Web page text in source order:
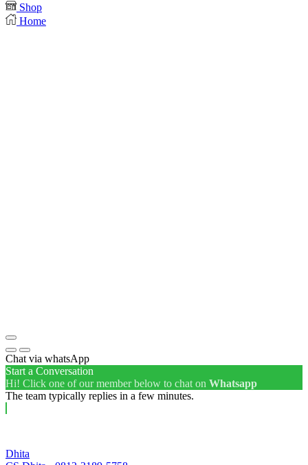
Shop
Home
Chat via whatsApp
Start a Conversation
Hi! Click one of our member below to chat on Whatsapp
The team typically replies in a few minutes.
Dhita